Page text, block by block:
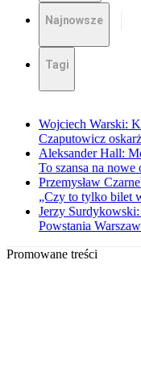
Najnowsze
Tagi
Wojciech Warski:
Czaputowicz
Aleksander Hall:
To szansa na nowe
Przemysław
„Czy to tylko bilet
Jerzy
Powstania
Promowane treści